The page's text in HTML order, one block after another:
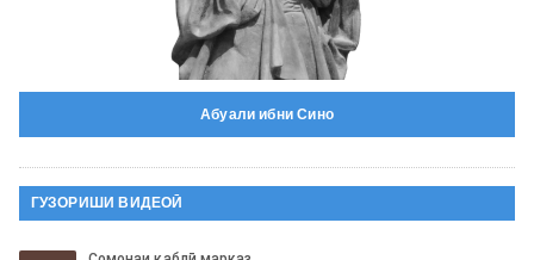
Абуали ибни Сино
ГУЗОРИШИ ВИДЕОӢ